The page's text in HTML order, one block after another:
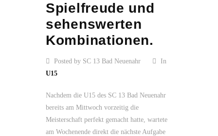
Spielfreude und
sehenswerten
Kombinationen.
Posted by SC 13 Bad Neuenahr
In
U15
Nachdem die U15 des SC 13 Bad Neuenahr
bereits am Mittwoch vorzeitig die
Meisterschaft perfekt gemacht hatte, wartete
am Wochenende direkt die nächste Aufgabe